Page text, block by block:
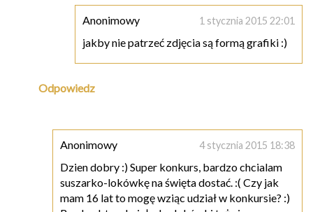
Anonimowy 1 stycznia 2015 22:01
jakby nie patrzeć zdjęcia są formą grafiki :)
Odpowiedz
Anonimowy 4 stycznia 2015 18:38
Dzien dobry :) Super konkurs, bardzo chcialam
suszarko-lokówkę na święta dostać. :( Czy jak
mam 16 lat to mogę wziąc udział w konkursie? :)